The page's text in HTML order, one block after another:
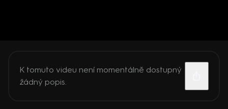
K tomuto videu není momentálně dostupný
žádný popis.